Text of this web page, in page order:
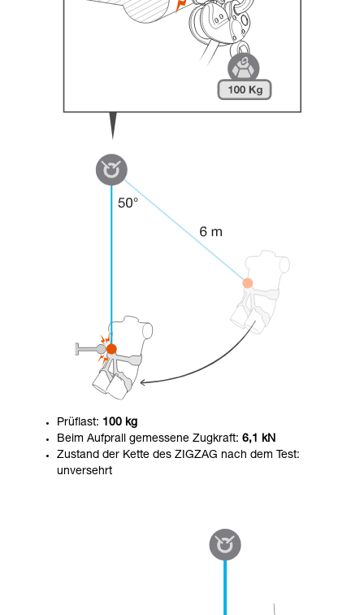
Prüflast: 100 kg
Beim Aufprall gemessene Zugkraft: 6,1 kN
Zustand der Kette des ZIGZAG nach dem Test:
unversehrt